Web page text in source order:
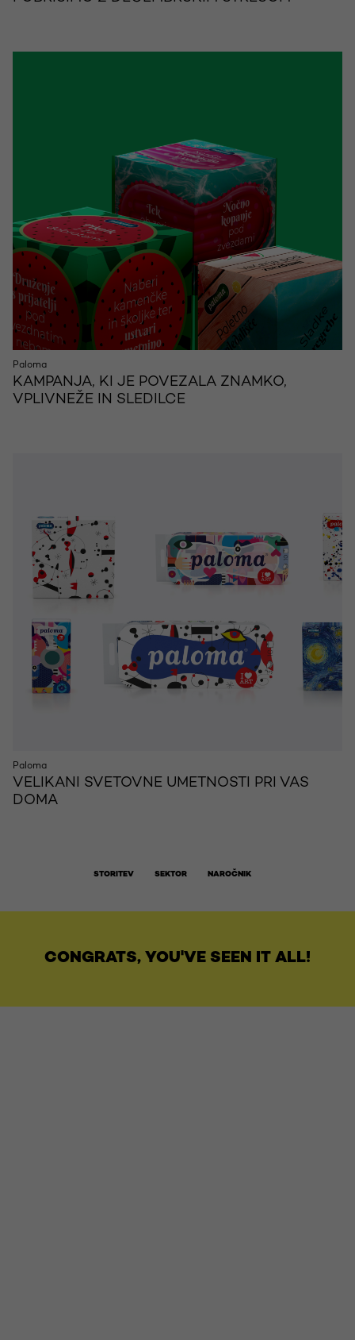
Paloma
KAMPANJA, KI JE POVEZALA ZNAMKO,
VPLIVNEŽE IN SLEDILCE
Paloma
VELIKANI SVETOVNE UMETNOSTI PRI VAS
DOMA
STORITEV SEKTOR NAROČNIK
CONGRATS, YOU'VE SEEN IT ALL!